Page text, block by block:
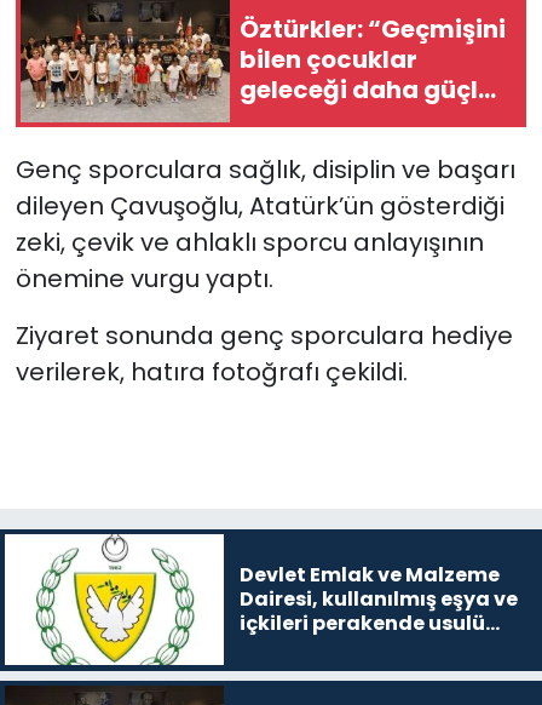
Öztürkler: “Geçmişini
bilen çocuklar
geleceği daha güçlü
inşa eder”
Genç sporculara sağlık, disiplin ve başarı
dileyen Çavuşoğlu, Atatürk’ün gösterdiği
zeki, çevik ve ahlaklı sporcu anlayışının
önemine vurgu yaptı.
Ziyaret sonunda genç sporculara hediye
verilerek, hatıra fotoğrafı çekildi.
Devlet Emlak ve Malzeme
Dairesi, kullanılmış eşya ve
içkileri perakende usulü